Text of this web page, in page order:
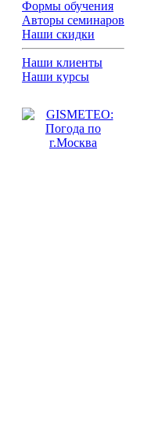
Формы обучения
Авторы семинаров
Наши скидки
Наши клиенты
Наши курсы